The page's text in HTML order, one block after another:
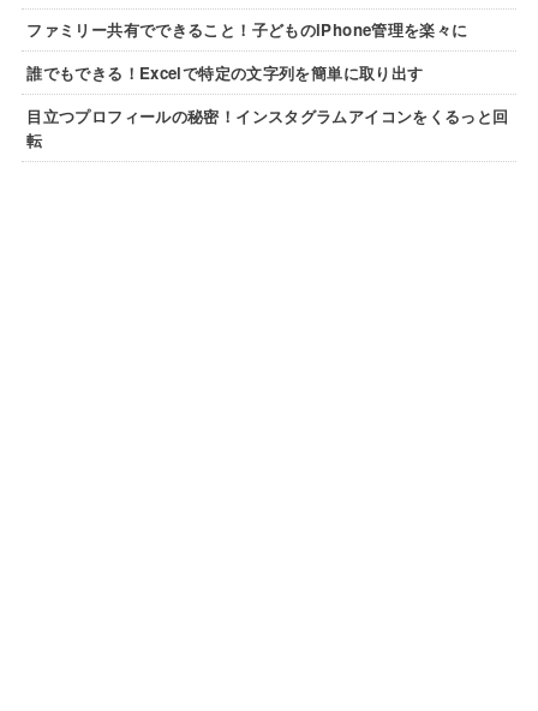
ファミリー共有でできること！子どものiPhone管理を楽々に
誰でもできる！Excelで特定の文字列を簡単に取り出す
目立つプロフィールの秘密！インスタグラムアイコンをくるっと回
転